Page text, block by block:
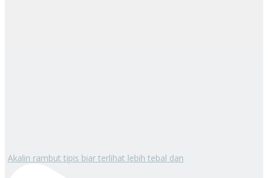
Akalin rambut tipis biar terlihat lebih tebal dan